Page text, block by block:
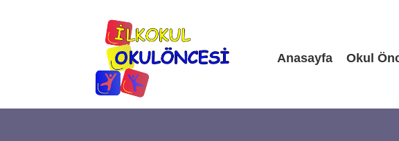
Anasayfa Okul